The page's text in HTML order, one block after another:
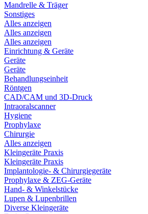
Mandrelle & Träger
Sonstiges
Alles anzeigen
Alles anzeigen
Alles anzeigen
Einrichtung & Geräte
Geräte
Geräte
Behandlungseinheit
Röntgen
CAD/CAM und 3D-Druck
Intraoralscanner
Hygiene
Prophylaxe
Chirurgie
Alles anzeigen
Kleingeräte Praxis
Kleingeräte Praxis
Implantologie- & Chirurgiegeräte
Prophylaxe & ZEG-Geräte
Hand- & Winkelstücke
Lupen & Lupenbrillen
Diverse Kleingeräte